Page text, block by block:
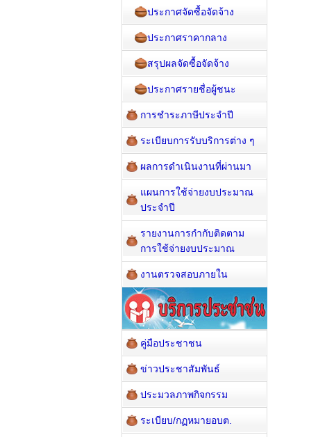
ประกาศจัดซื้อจัดจ้าง
ประกาศราคากลาง
สรุปผลจัดซื้อจัดจ้าง
ประกาศรายชื่อผู้ชนะ
การชำระภาษีประจำปี
ระเบียบการรับบริการต่าง ๆ
ผลการดำเนินงานที่ผ่านมา
แผนการใช้จ่ายงบประมาณ
ประจำปี
รายงานการกำกับติดตาม
การใช้จ่ายงบประมาณ
งานตรวจสอบภายใน
คู่มือประชาชน
ข่าวประชาสัมพันธ์
ประมวลภาพกิจกรรม
ระเบียบ/กฏหมายอบต.